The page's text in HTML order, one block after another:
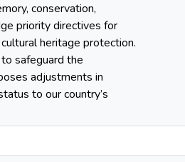
conservation,
priority directives for
heritage protection.
safeguard the
adjustments in
to our country’s